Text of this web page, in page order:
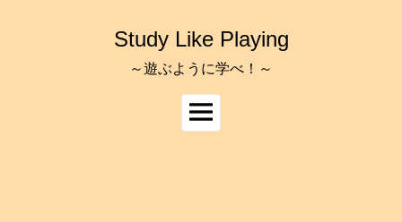
Study Like Playing
～遊ぶように学べ！～
メ
イ